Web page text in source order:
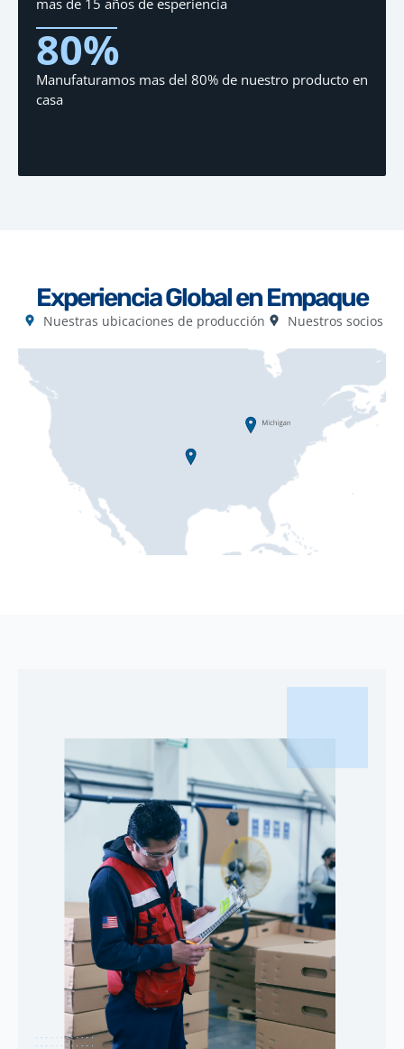
mas de 15 años de esperiencia
80%
Manufaturamos mas del 80% de nuestro producto en
casa
Experiencia Global en Empaque
Nuestras ubicaciones de producción Nuestros socios